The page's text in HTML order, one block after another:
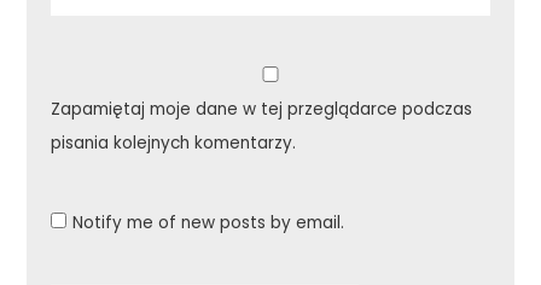
Zapamiętaj moje dane w tej przeglądarce podczas
pisania kolejnych komentarzy.
Notify me of new posts by email.